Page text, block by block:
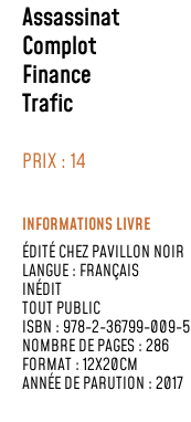
Assassinat
Complot
Finance
Trafic
PRIX : 14
INFORMATIONS LIVRE
ÉDITÉ CHEZPAVILLON NOIR
LANGUE : FRANÇAIS
INÉDIT
TOUT PUBLIC
ISBN : 978-2-36799-009-5
NOMBRE DE PAGES : 286
FORMAT : 12X20CM
ANNÉE DE PARUTION : 2017